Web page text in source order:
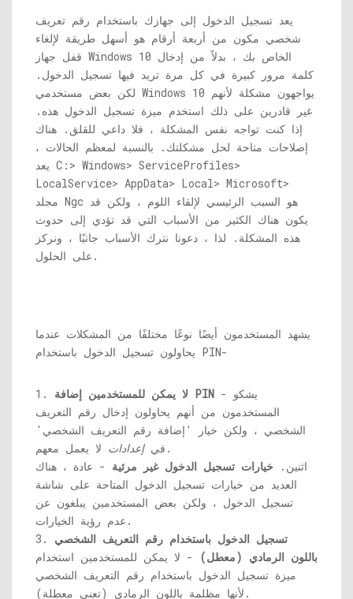
يعد تسجيل الدخول إلى جهازك باستخدام رقم تعريف
شخصي مكون من أربعة أرقام هو أسهل طريقة لإلغاء
قفل جهاز Windows 10 الخاص بك ، بدلاً من إدخال
كلمة مرور كبيرة في كل مرة تريد فيها تسجيل الدخول.
لكن بعض مستخدمي Windows 10 يواجهون مشكلة لأنهم
غير قادرين على ذلك استخدم ميزة تسجيل الدخول هذه.
إذا كنت تواجه نفس المشكلة ، فلا داعي للقلق. هناك
إصلاحات متاحة لحل مشكلتك. بالنسبة لمعظم الحالات ،
يعد C:> Windows> ServiceProfiles>
LocalService> AppData> Local> Microsoft>
مجلد Ngc هو السبب الرئيسي لإلقاء اللوم ، ولكن قد
يكون هناك الكثير من الأسباب التي قد تؤدي إلى حدوث
هذه المشكلة. لذا ، دعونا نترك الأسباب جانبًا ، ونركز
على الحلول.
يشهد المستخدمون أيضًا نوعًا مختلفًا من المشكلات عندما
يحاولون تسجيل الدخول باستخدام PIN-
1. لا يمكن للمستخدمين إضافة PIN - يشكو
المستخدمون من أنهم يحاولون إدخال رقم التعريف
الشخصي ، ولكن خيار 'إضافة رقم التعريف الشخصي'
فيإعدادات
لا يعمل معهم.
اثنين. خيارات تسجيل الدخول غير مرئية - عادة ، هناك
العديد من خيارات تسجيل الدخول المتاحة على شاشة
تسجيل الدخول ، ولكن بعض المستخدمين يبلغون عن
عدم رؤية الخيارات.
3. تسجيل الدخول باستخدام رقم التعريف الشخصي
باللون الرمادي (معطل)
- لا يمكن للمستخدمين استخدام
ميزة تسجيل الدخول باستخدام رقم التعريف الشخصي
لأنها مظلمة باللون الرمادي (تعني معطلة).